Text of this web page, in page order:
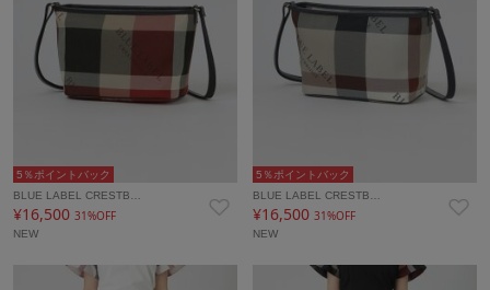
5％ポイントバック
BLUE LABEL CRESTB…
¥16,500 31%OFF
NEW
5％ポイントバック
BLUE LABEL CRESTB…
¥16,50031%OFF
NEW